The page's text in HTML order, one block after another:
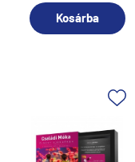
Kosárba